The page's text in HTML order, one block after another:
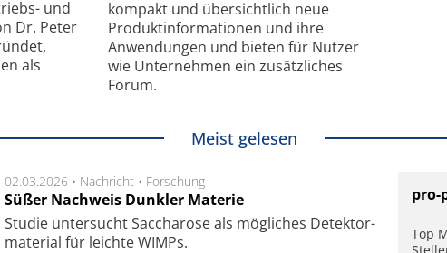
und
Dr. Peter
als
kompakt und übersichtlich neue
Produkt­informationen und ihre
Anwendungen und bieten für Nutzer
wie Unternehmen ein zusätzliches
Forum.
Meist gelesen
02.03.2026 • Nachricht • Forschung
Süßer Nachweis Dunkler Materie
Studie unter­sucht Saccha­ro­se als mög­li­ches De­tek­tor­
ma­te­rial für leich­te WIMPs.
pro-
Top